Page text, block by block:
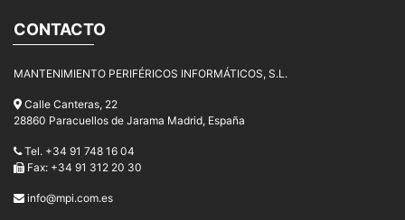
CONTACTO
MANTENIMIENTO PERIFÉRICOS INFORMÁTICOS, S.L.
Calle Canteras, 22
28860 Paracuellos de Jarama Madrid, España
Tel. +34 91 748 16 04
Fax: +34 91 312 20 30
info@mpi.com.es